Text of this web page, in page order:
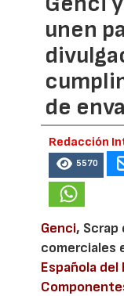
unen
de
Redacción
5570
Genci, Scrap
comerciales
Española del